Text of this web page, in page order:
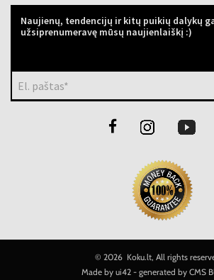
Naujienų, tendencijų ir kitų puikių dalykų
užsiprenumeravę mūsų naujienlaiškį :)
El. paštas*
© 2026 Koku.lt, All rights
Made by ui42 - generated by CMS